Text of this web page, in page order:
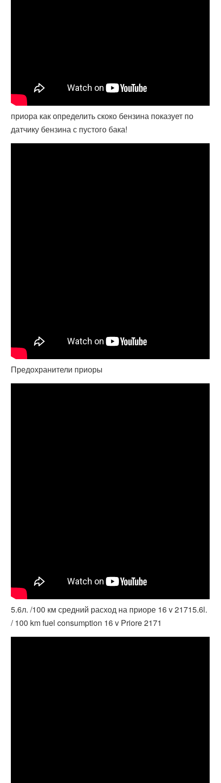
приора как определить скоко бензина показует по
датчику бензина с пустого бака!
Предохранители приоры
5.6л. /100 км средний расход на приоре 16 v 21715.6l.
/ 100 km fuel consumption 16 v Priore 2171